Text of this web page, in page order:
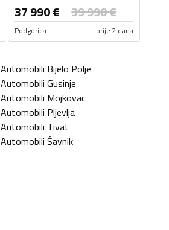
37 990€ 39 990€
Podgorica prije 2 dana
Automobili Bijelo Polje
Automobili Gusinje
Automobili Mojkovac
Automobili Pljevlja
Automobili Tivat
Automobili Šavnik